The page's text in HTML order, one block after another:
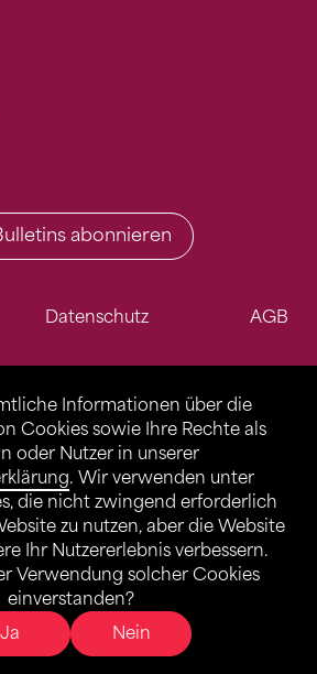
Informationen über die
Cookies sowie Ihre Rechte als
oder Nutzer in unserer
. Wir verwenden unter
die nicht zwingend erforderlich
zu nutzen, aber die Website
Ihr Nutzererlebnis verbessern.
Verwendung solcher Cookies
einverstanden?
Ja
Nein
abonnieren
Datenschutz AGB